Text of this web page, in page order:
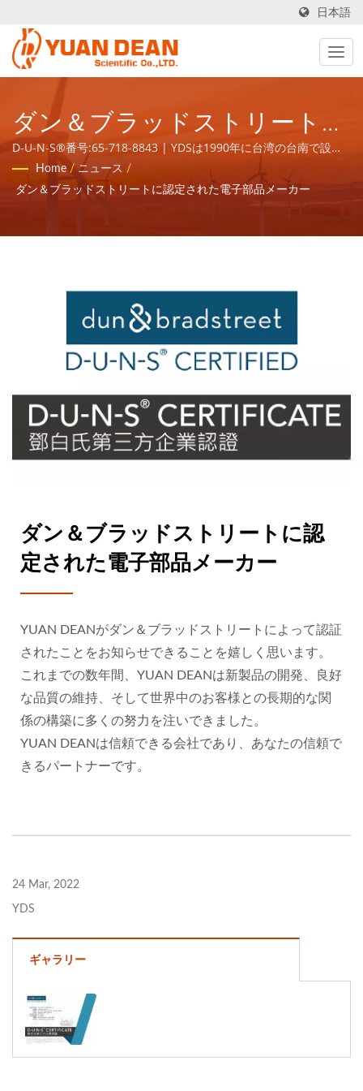
日本語
ダン＆ブラッドストリート認
定の電子部品メーカー - ISO
9001/ISO 14001/IATF 16949
CO., LTD.
D-U-N-S®番号:65-718-8843 | YDSは1990年に台湾の台南で設立
され、当社の工場であるホウマオエレクトロニクスは1995年に中
国の厦門で設立されました。私たちはISO 9001、ISO 14001、
Home / ニュース /
ダン＆ブラッドストリートに認定された電子部品メーカー
ダン＆ブラッドストリートに認
定された電子部品メーカー
YUAN DEANがダン＆ブラッドストリートによって認証
されたことをお知らせできることを嬉しく思います。
これまでの数年間、YUAN DEANは新製品の開発、良好
な品質の維持、そして世界中のお客様との長期的な関
係の構築に多くの努力を注いできました。
YUAN DEANは信頼できる会社であり、あなたの信頼で
きるパートナーです。
24 Mar, 2022
YDS
ギャラリー